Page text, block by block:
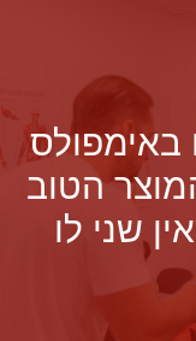
באימפולס
הטוב
שני לו